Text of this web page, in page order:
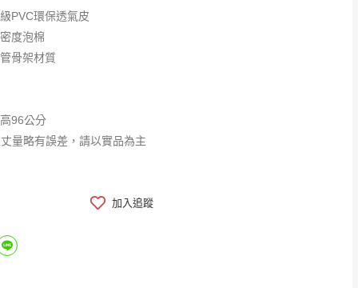
PVC環保透氣皮
度泡棉
骨架材質
96公分
量略有誤差，請以實品為主
加入追蹤